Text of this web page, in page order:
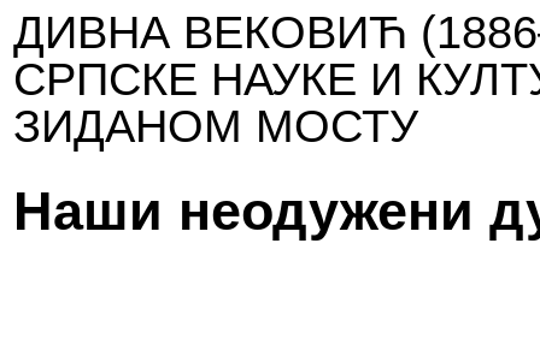
ДИВНА ВЕКОВИЋ
СРПСКЕ НАУКЕ И
ЗИДАНОМ МОСТУ
Наши неодужени